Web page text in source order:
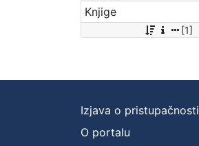
Knjige
[1]
Izjava o pristupačnosti
O portalu